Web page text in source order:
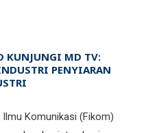
KUNJUNGI MD TV:
PENYIARAN
Komunikasi (Fikom)